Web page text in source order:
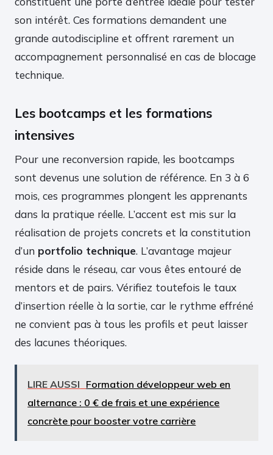
son intérêt. Ces formations demandent une
grande autodiscipline et offrent rarement un
accompagnement personnalisé en cas de blocage
technique.
Les bootcamps et les formations
intensives
Pour une reconversion rapide, les bootcamps
sont devenus une solution de référence. En 3 à 6
mois, ces programmes plongent les apprenants
dans la pratique réelle. L’accent est mis sur la
réalisation de projets concrets et la constitution
d’un portfolio technique. L’avantage majeur
réside dans le réseau, car vous êtes entouré de
mentors et de pairs. Vérifiez toutefois le taux
d’insertion réelle à la sortie, car le rythme effréné
ne convient pas à tous les profils et peut laisser
des lacunes théoriques.
LIRE AUSSI Formation développeur web en
alternance : 0 € de frais et une expérience
concrète pour booster votre carrière